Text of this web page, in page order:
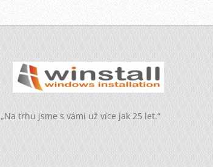
„Na trhu jsme s vámi už více jak 25 let.“